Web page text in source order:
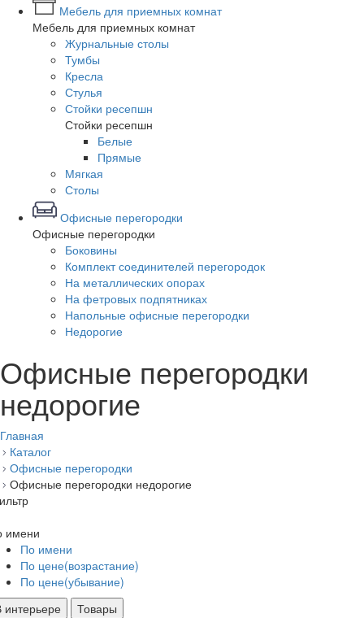
Мебель для приемных комнат
Мебель для приемных комнат
Журнальные столы
Тумбы
Кресла
Стулья
Стойки ресепшн
Стойки ресепшн
Белые
Прямые
Мягкая
Столы
Офисные перегородки
Офисные перегородки
Боковины
Комплект соединителей перегородок
На металлических опорах
На фетровых подпятниках
Напольные офисные перегородки
Недорогие
Офисные перегородки
недорогие
Главная
Каталог
Офисные перегородки
Офисные перегородки недорогие
имени
По имени
По цене(возрастание)
По цене(убывание)
интерьере
Товары